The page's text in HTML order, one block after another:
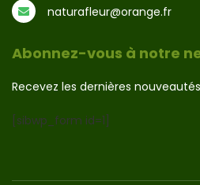
naturafleur@orange.fr
Abonnez-vous à notre
Recevez les dernières nouveautés
[sibwp_form id=1]